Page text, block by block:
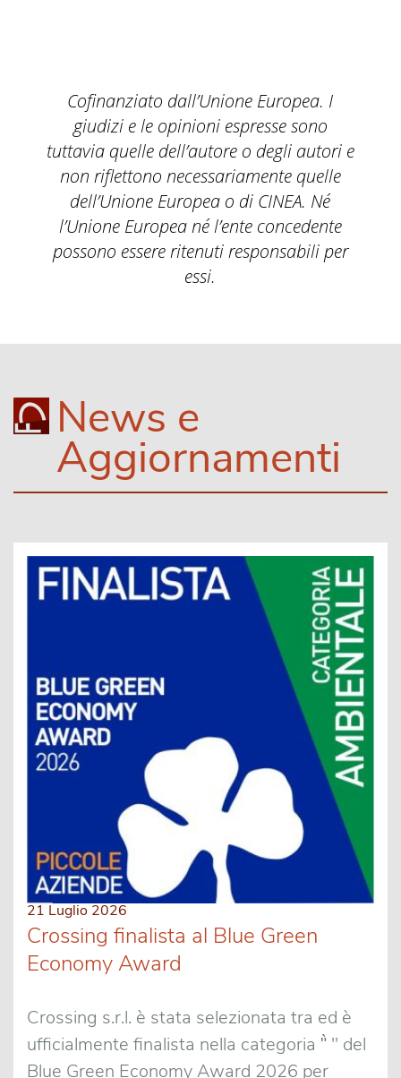
Cofinanziato dall’Unione Europea. I
giudizi e le opinioni espresse sono
tuttavia quelle dell’autore o degli autori e
non riflettono necessariamente quelle
dell’Unione Europea o di CINEA. Né
l’Unione Europea né l’ente concedente
possono essere ritenuti responsabili per
essi.
News e
Aggiornamenti
21 Luglio 2026
Crossing finalista al Blue Green
Economy Award
Crossing s.r.l. è stata selezionata tra ed è
ufficialmente finalista nella categoria "̀ " del
Blue Green Economy Award 2026 per